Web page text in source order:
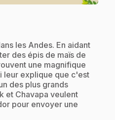
les Andes. En aidant
des épis de maïs de
une magnifique
leur explique que c'est
des plus grands
et Chavapa veulent
pour envoyer une